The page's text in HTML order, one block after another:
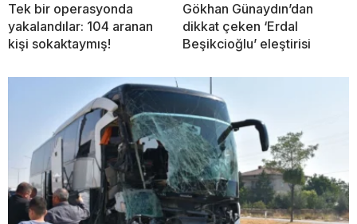
Tek bir operasyonda
yakalandılar: 104 aranan
kişi sokaktaymış!
Gökhan Günaydın’dan
dikkat çeken ‘Erdal
Beşikcioğlu’ eleştirisi